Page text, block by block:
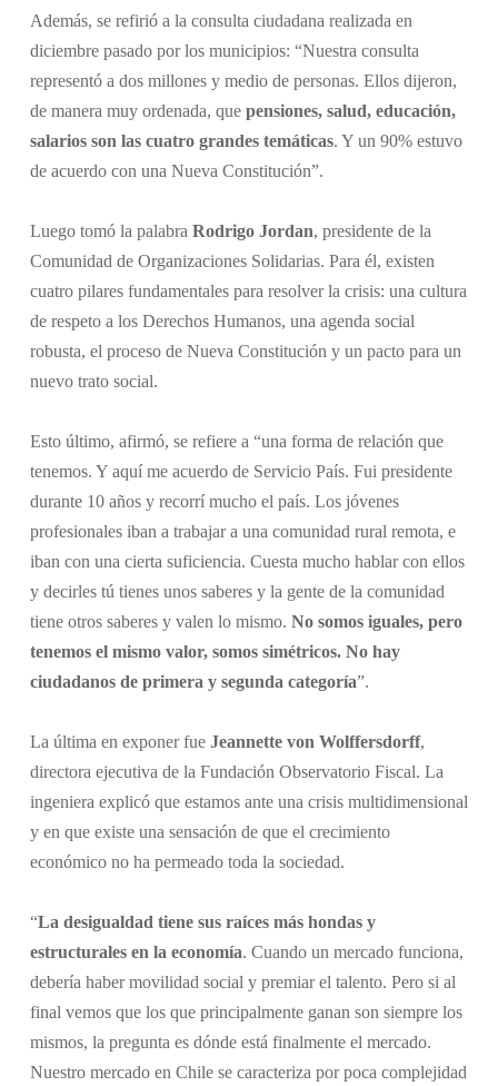
Además, se refirió a la consulta ciudadana realizada en
diciembre pasado por los municipios: “Nuestra consulta
representó a dos millones y medio de personas. Ellos dijeron,
de manera muy ordenada, que pensiones, salud, educación,
salarios son las cuatro grandes temáticas. Y un 90% estuvo
de acuerdo con una Nueva Constitución”.
Luego tomó la palabra Rodrigo Jordan, presidente de la
Comunidad de Organizaciones Solidarias. Para él, existen
cuatro pilares fundamentales para resolver la crisis: una cultura
de respeto a los Derechos Humanos, una agenda social
robusta, el proceso de Nueva Constitución y un pacto para un
nuevo trato social.
Esto último, afirmó, se refiere a “una forma de relación que
tenemos. Y aquí me acuerdo de Servicio País. Fui presidente
durante 10 años y recorrí mucho el país. Los jóvenes
profesionales iban a trabajar a una comunidad rural remota, e
iban con una cierta suficiencia. Cuesta mucho hablar con ellos
y decirles tú tienes unos saberes y la gente de la comunidad
tiene otros saberes y valen lo mismo. No somos iguales, pero
tenemos el mismo valor, somos simétricos. No hay
ciudadanos de primera y segunda categoría”.
La última en exponer fue Jeannette von Wolffersdorff,
directora ejecutiva de la Fundación Observatorio Fiscal. La
ingeniera explicó que estamos ante una crisis multidimensional
y en que existe una sensación de que el crecimiento
económico no ha permeado toda la sociedad.
“La desigualdad tiene sus raíces más hondas y
estructurales en la economía. Cuando un mercado funciona,
debería haber movilidad social y premiar el talento. Pero si al
final vemos que los que principalmente ganan son siempre los
mismos, la pregunta es dónde está finalmente el mercado.
Nuestro mercado en Chile se caracteriza por poca complejidad